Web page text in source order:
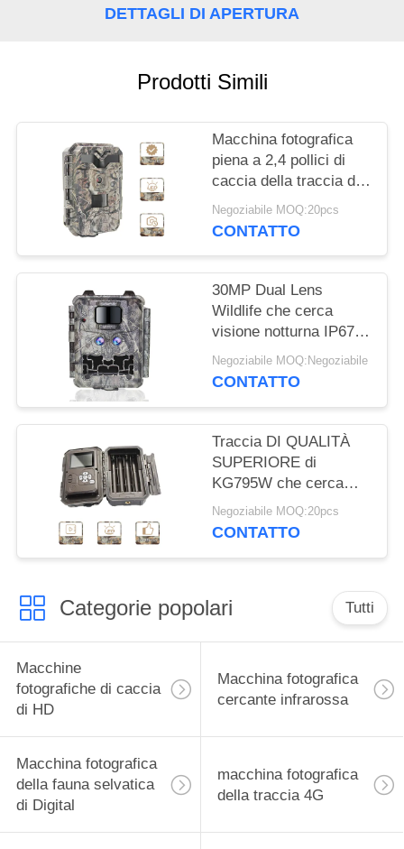
PREVENTIVO
POLITICA
SULLA
PRIVACY
DETTAGLI DI APERTURA
Prodotti Simili
Macchina fotografica
piena a 2,4 pollici di
caccia della traccia di
IR LED HD 1080P delle
macchine fotografiche
Negoziabile MOQ:20pcs
CONTATTO
30MP Dual Lens
Wildlife che cerca
visione notturna IP67
della macchina
fotografica 1080P
Negoziabile MOQ:Negoziabile
CONTATTO
Traccia DI QUALITÀ
SUPERIORE di
KG795W che cerca
macchina fotografica
30MP 1080P HD per
Negoziabile MOQ:20pcs
CONTATTO
Categorie popolari Tutti
Macchine
fotografiche di caccia
di HD
Macchina fotografica
cercante infrarossa
Macchina fotografica
della fauna selvatica
di Digital
macchina fotografica
della traccia 4G